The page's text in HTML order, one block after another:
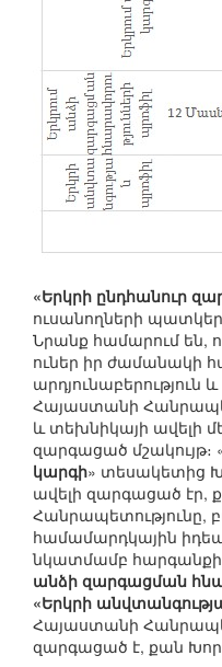
«Երկրի ընդհանուր
ուսանողների
Նրանք համարում են,
ուներ իր ժամանակի
արդյունաբերություն
Հայաստանի
և տեխնիկայի ավելի
զարգացած մշակույթ։
կարգի» տեսակետից
ավելի զարգացած
Հանրապետությունը,
համամարդկային
նկատմամբ հարգանքի
անձի զարգացման
«Երկրի
Հայաստանի
զարգացած է, քան